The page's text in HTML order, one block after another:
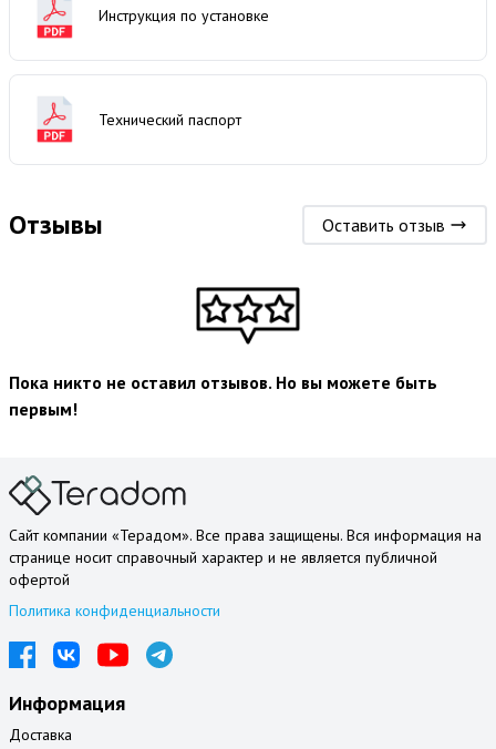
Инструкция по установке
Технический паспорт
Отзывы Оставить отзыв
Пока никто не оставил отзывов. Но вы можете быть
первым!
Сайт компании «Терадом». Все права защищены. Вся информация на
странице носит справочный характер и не является публичной
офертой
Политика конфиденциальности
Информация
Доставка